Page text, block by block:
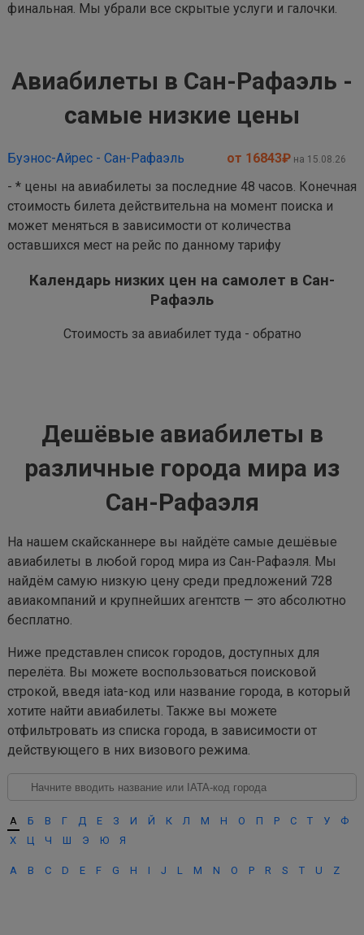
финальная. Мы убрали все скрытые услуги и галочки.
Авиабилеты в Сан-Рафаэль -
самые низкие цены
Буэнос-Айрес - Сан-Рафаэль от 16843₽ на 15.08.26
- * цены на авиабилеты за последние 48 часов. Конечная
стоимость билета действительна на момент поиска и
может меняться в зависимости от количества
оставшихся мест на рейс по данному тарифу
Календарь низких цен на самолет в Сан-
Рафаэль
Стоимость за авиабилет туда - обратно
Дешёвые авиабилеты в
различные города мира из
Сан-Рафаэля
На нашем скайсканнере вы найдёте самые дешёвые
авиабилеты в любой город мира из Сан-Рафаэля. Мы
найдём самую низкую цену среди предложений 728
авиакомпаний и крупнейших агентств — это абсолютно
бесплатно.
Ниже представлен список городов, доступных для
перелёта. Вы можете воспользоваться поисковой
строкой, введя iata-код или название города, в который
хотите найти авиабилеты. Также вы можете
отфильтровать из списка города, в зависимости от
действующего в них визового режима.
А Б В Г Д Е З И Й К Л М Н О П Р С Т У
Ф
Х
Ц Ч Ш Э Ю Я
A B C D E F G H I J L M N O P R S T U Z